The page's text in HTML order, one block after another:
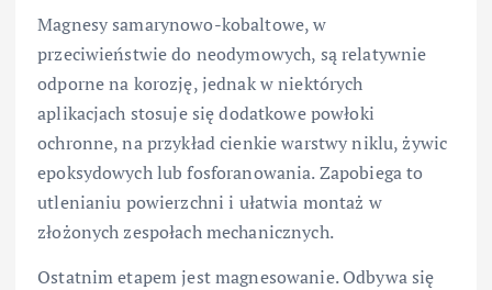
Magnesy samarynowo-kobaltowe, w
przeciwieństwie do neodymowych, są relatywnie
odporne na korozję, jednak w niektórych
aplikacjach stosuje się dodatkowe powłoki
ochronne, na przykład cienkie warstwy niklu, żywic
epoksydowych lub fosforanowania. Zapobiega to
utlenianiu powierzchni i ułatwia montaż w
złożonych zespołach mechanicznych.
Ostatnim etapem jest magnesowanie. Odbywa się